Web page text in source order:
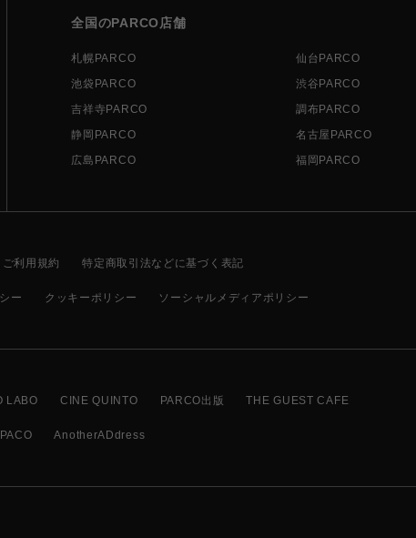
全国のPARCO店舗
札幌PARCO 仙台PARCO
池袋PARCO
渋谷PARCO
吉祥寺PARCO
調布PARCO
静岡PARCO
名古屋PARCO
広島PARCO
福岡PARCO
ご利用規約 特定商取引法などに基づく表記
ー クッキーポリシー ソーシャルメディアポリシー
LABO CINE QUINTO PARCO出版 THE GUEST CAFE
AnotherADdress